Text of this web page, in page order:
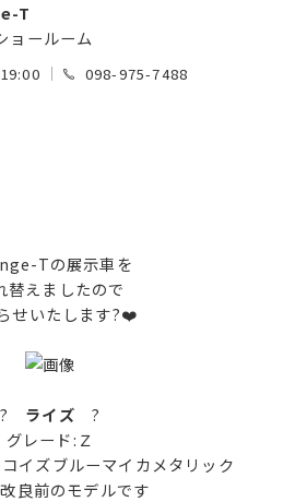
T
ョールーム
098-975-7488
Tの展示車を
替えましたので
せいたします?❤️
? ライズ ?
グレード:Ｚ
イズブルーマイカメタリック
良前のモデルです